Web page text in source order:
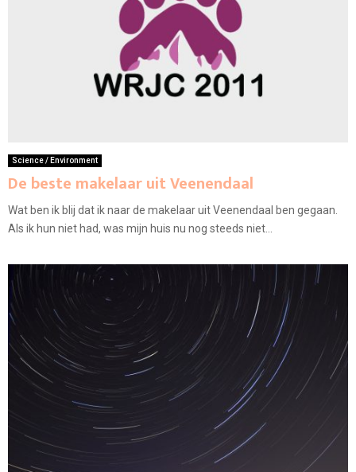
Science / Environment
De beste makelaar uit Veenendaal
Wat ben ik blij dat ik naar de makelaar uit Veenendaal ben gegaan.
Als ik hun niet had, was mijn huis nu nog steeds niet...